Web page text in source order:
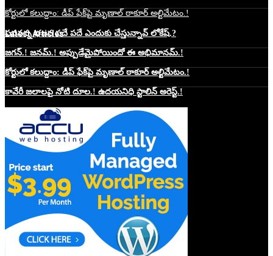
కోర్టులో కలుద్దాం: డీప్ ఫేక్‌పై మృణాల్ ఠాకూర్ అల్టిమేటం.!
Latest Articles
పవనన్న భజన పదే పదే ఎందుకు చేస్తున్నావ్ లోకేష్.?
జగన్.! జనమ్.! అప్పుడేమైపోయిందో ఈ అభిమానమ్.!
కోర్టులో కలుద్దాం: డీప్ ఫేక్‌పై మృణాల్ ఠాకూర్ అల్టిమేటం.!
కావేరీ జలాలపై నోటి దూల.! ఉదయనిధి స్టాలిన్ అరెస్ట్.!
Website Hosting Sponser